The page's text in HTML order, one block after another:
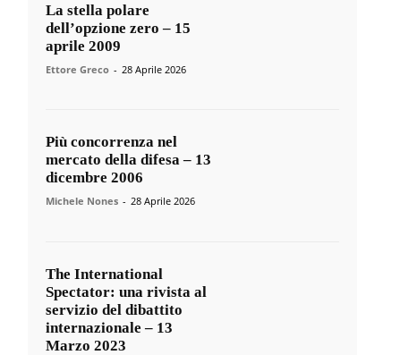
La stella polare
dell’opzione zero – 15
aprile 2009
Ettore Greco - 28 Aprile 2026
Più concorrenza nel
mercato della difesa – 13
dicembre 2006
Michele Nones - 28 Aprile 2026
The International
Spectator: una rivista al
servizio del dibattito
internazionale – 13
Marzo 2023